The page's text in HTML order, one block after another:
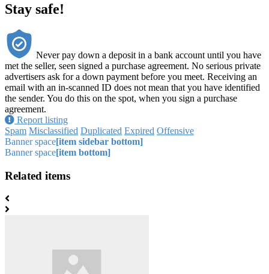
Stay safe!
Never pay down a deposit in a bank account until you have
met the seller, seen signed a purchase agreement. No serious private
advertisers ask for a down payment before you meet. Receiving an
email with an in-scanned ID does not mean that you have identified
the sender. You do this on the spot, when you sign a purchase
agreement.
Report listing
Spam Misclassified Duplicated Expired Offensive
Banner space[item sidebar bottom]
Banner space[item bottom]
Related items